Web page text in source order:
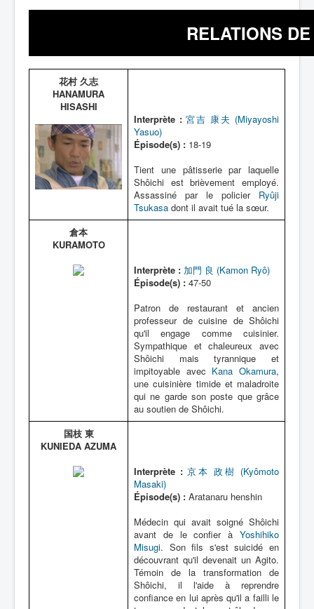
RELATIONS
花村 久志
HANAMURA
HISASHI
Interprète : 宮吉 康夫 (Miyayoshi
Yasuo)
Épisode(s) : 18-19
Tient une pâtisserie par laquelle
Shôichi est brièvement employé.
Assassiné par le policier Ryûji
Tsukasa dont il avait tué la sœur.
倉本
KURAMOTO
Interprète : 加門 良 (Kamon Ryô)
Épisode(s) : 47-50
Patron de restaurant et ancien
professeur de cuisine de Shôichi
qu'il engage comme cuisinier.
Sympathique et chaleureux avec
Shôichi mais tyrannique et
impitoyable avec Kana Okamura,
une cuisinière timide et maladroite
qui ne garde son poste que grâce
au soutien de Shôichi.
国枝 東
KUNIEDA AZUMA
Interprète : 京本 政樹 (Kyômoto
Masaki)
Épisode(s) : Aratanaru henshin
Médecin qui avait soigné Shôichi
avant de le confier à Yoshihiko
Misugi. Son fils s'est suicidé en
découvrant qu'il devenait un Agito.
Témoin de la transformation de
Shôichi, il l'aide à reprendre
confiance en lui après qu'il a failli le